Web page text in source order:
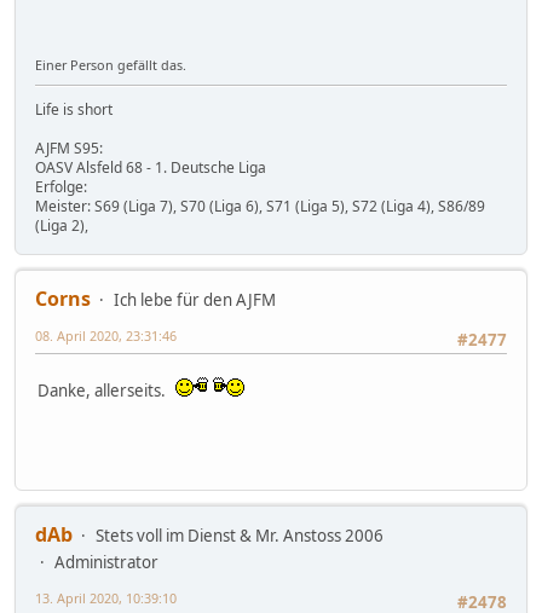
Einer Person gefällt das.
Life is short
AJFM S95:
OASV Alsfeld 68 - 1. Deutsche Liga
Erfolge:
Meister: S69 (Liga 7), S70 (Liga 6), S71 (Liga 5), S72 (Liga 4), S86/89
(Liga 2),
Corns
Ich lebe für den AJFM
#2477
08. April 2020, 23:31:46
Danke, allerseits.
dAb
Stets voll im Dienst & Mr. Anstoss 2006
Administrator
#2478
13. April 2020, 10:39:10